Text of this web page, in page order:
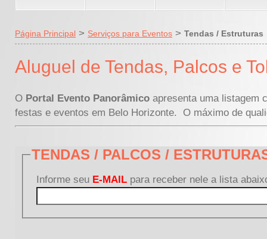
Página Principal > Serviços para Eventos > Tendas / Estruturas
Aluguel de Tendas, Palcos e
O Portal Evento Panorâmico apresenta uma listagem
festas e eventos em Belo Horizonte. O máximo de